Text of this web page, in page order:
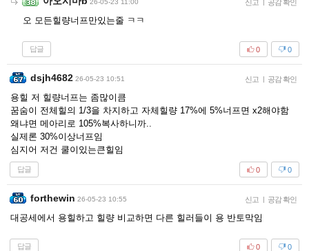
26-05-23 11:00 신고 | 공감 확인
오 모든힐량너프만있는줄 ㅋㅋ
답글 0
0
dsjh4682 26-05-23 10:51 신고 | 공감 확인
용힐 저 힐량너프는 좀많이큼
꿈숨이 전체힐의 1/3을 차지하고 자체힐량 17%에 5%너프면 x2해야함
왜냐면 메아리로 105%복사하니까..
실제론 30%이상너프임
심지어 저건 쿨이있는큰힐임
답글 0
0
forthewin 26-05-23 10:55 신고 | 공감 확인
대공세에서 용힐하고 힐량 비교하면 다른 힐러들이 용 반토막임
답글 0
0